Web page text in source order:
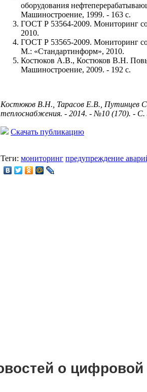
оборудования
Машиностроение, 1999. - 163 с.
ГОСТ Р 53564-2009. Мониторинг
2010.
ГОСТ Р 53565-2009. Мониторинг
М.: «Стандартинформ», 2010.
Костюков А.В., Костюков В.Н.
Машиностроение, 2009. - 192 с.
Костюков В.Н., Тарасов Е.В., Путинцев
теплоснабжения. - 2014. - №10 (170). - С.
Скачать публикацию
Теги: мониторинг предупреждение
о